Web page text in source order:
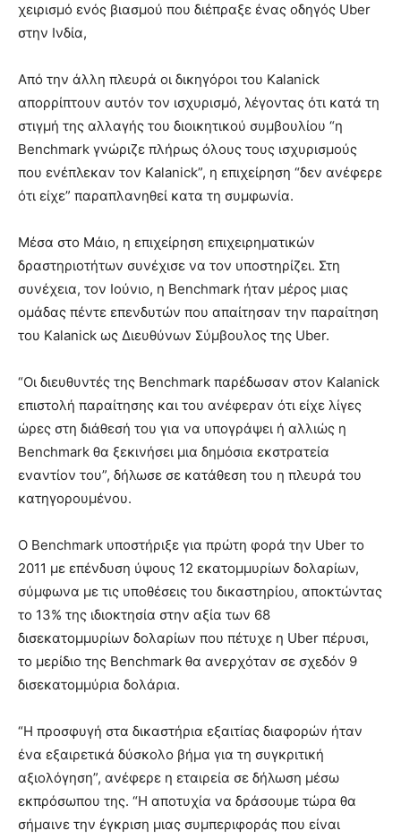
χειρισμό ενός βιασμού που διέπραξε ένας οδηγός Uber
στην Ινδία,
Από την άλλη πλευρά οι δικηγόροι του Kalanick
απορρίπτουν αυτόν τον ισχυρισμό, λέγοντας ότι κατά τη
στιγμή της αλλαγής του διοικητικού συμβουλίου “η
Benchmark γνώριζε πλήρως όλους τους ισχυρισμούς
που ενέπλεκαν τον Kalanick”, η επιχείρηση “δεν ανέφερε
ότι είχε” παραπλανηθεί κατα τη συμφωνία.
Μέσα στο Μάιο, η επιχείρηση επιχειρηματικών
δραστηριοτήτων συνέχισε να τον υποστηρίζει. Στη
συνέχεια, τον Ιούνιο, η Benchmark ήταν μέρος μιας
ομάδας πέντε επενδυτών που απαίτησαν την παραίτηση
του Kalanick ως Διευθύνων Σύμβουλος της Uber.
“Οι διευθυντές της Benchmark παρέδωσαν στον Kalanick
επιστολή παραίτησης και του ανέφεραν ότι είχε λίγες
ώρες στη διάθεσή του για να υπογράψει ή αλλιώς η
Benchmark θα ξεκινήσει μια δημόσια εκστρατεία
εναντίον του”, δήλωσε σε κατάθεση του η πλευρά του
κατηγορουμένου.
Ο Benchmark υποστήριξε για πρώτη φορά την Uber το
2011 με επένδυση ύψους 12 εκατομμυρίων δολαρίων,
σύμφωνα με τις υποθέσεις του δικαστηρίου, αποκτώντας
το 13% της ιδιοκτησία στην αξία των 68
δισεκατομμυρίων δολαρίων που πέτυχε η Uber πέρυσι,
το μερίδιο της Benchmark θα ανερχόταν σε σχεδόν 9
δισεκατομμύρια δολάρια.
“Η προσφυγή στα δικαστήρια εξαιτίας διαφορών ήταν
ένα εξαιρετικά δύσκολο βήμα για τη συγκριτική
αξιολόγηση”, ανέφερε η εταιρεία σε δήλωση μέσω
εκπρόσωπου της. “Η αποτυχία να δράσουμε τώρα θα
σήμαινε την έγκριση μιας συμπεριφοράς που είναι